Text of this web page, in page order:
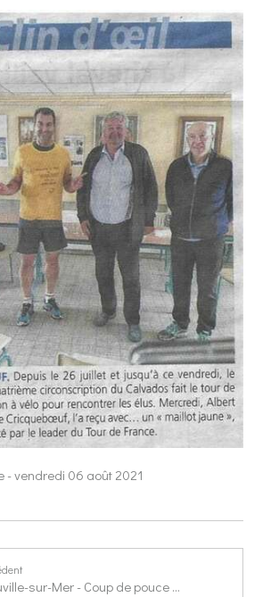
- vendredi 06 août 2021
Trouville-sur-Mer - Coup de pouce numérique au profit du Hangar à énigmes